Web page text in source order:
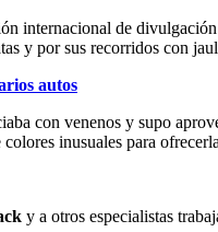
internacional de
y por sus recorridos con
autos
con venenos y supo
inusuales para
y a otros especialistas